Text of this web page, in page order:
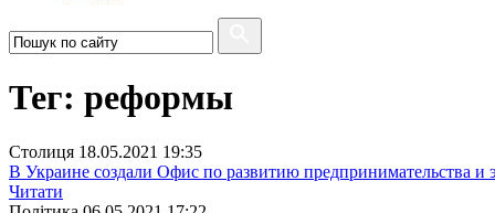
Тег: реформы
Столиця 18.05.2021 19:35
В Украине создали Офис по развитию предпринимательства и
Читати